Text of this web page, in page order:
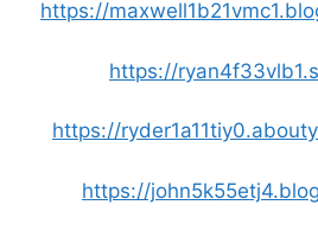
https://
https://
https://
https://